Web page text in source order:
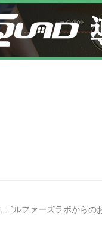
, ゴルファーズラボからの